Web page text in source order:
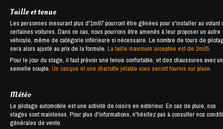
Taille et tenue
Les personnes mesurant plus d'1m97 pourront être gênées pour s'installer au volant
certaines voitures. Dans ce cas, nous pourrons être amenés à leur proposer un autre
véhicule, même de catégorie inférieure si nécessaire. Le nombre de tours de
sera alors ajusté au prix de la formule.La taille maximum acceptée est de 2m05.
Pour le jour du stage, il faut prévoir une tenue confortable, et des chaussures avec
semelle souple.Un casque et une charlotte jetable vous seront fournis sur place.
Météo
Le pilotage automobile est une activité de loisirs en extérieur. En cas de pluie, nos
stages sont maintenus. Pour plus d'informations, n'hésitez pas à consulter nos
générales de vente.